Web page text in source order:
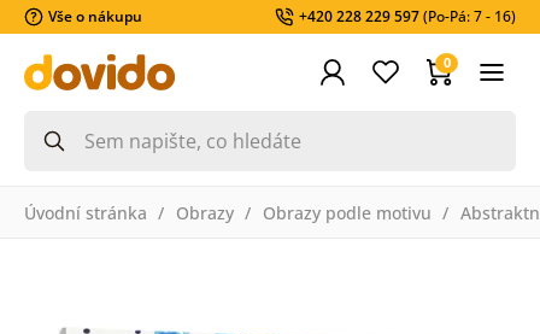
Vše o nákupu +420 228 229 597(Po-Pá: 7 - 16)
0
Úvodní stránka Obrazy Obrazy podle motivu